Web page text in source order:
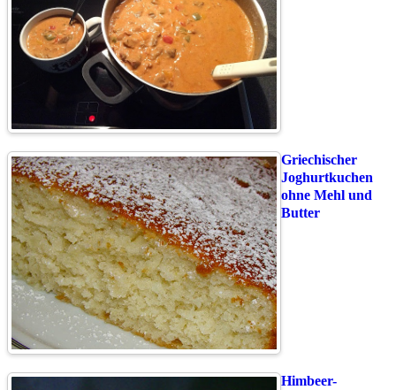
Griechischer
Joghurtkuchen
ohne Mehl und
Butter
Himbeer-